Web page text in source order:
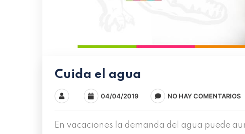
Cuida el agua
04/04/2019 NO HAY COMENTARIOS
En vacaciones la demanda del agua puede